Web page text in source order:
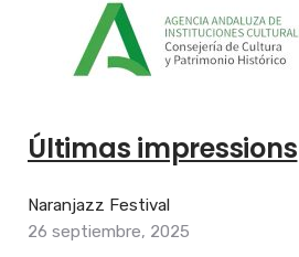
Últimas impressions
Naranjazz Festival
26 septiembre, 2025